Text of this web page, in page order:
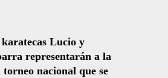
Lucio y
representarán a la
nacional que se